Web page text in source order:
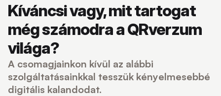
Kíváncsi vagy, mit tartogat
még számodra a QRverzum
világa?
A csomagjainkon kívül az alábbi
szolgáltatásainkkal tesszük kényelmesebbé
digitális kalandodat.